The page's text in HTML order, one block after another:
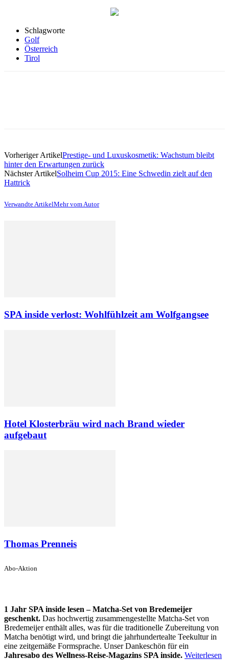
Schlagworte
Golf
Österreich
Tirol
Vorheriger ArtikelPrestige- und Luxuskosmetik: Wachstum bleibt
hinter den Erwartungen zurück
Nächster ArtikelSolheim Cup 2015: Eine Schwedin zielt auf den
Hattrick
Verwandte ArtikelMehr vom Autor
SPA inside verlost: Wohlfühlzeit am Wolfgangsee
Hotel Klosterbräu wird nach Brand wieder
aufgebaut
Thomas Prenneis
Abo-Aktion
1 Jahr SPA inside lesen – Matcha-Set von Bredemeijer
geschenkt. Das hochwertig zusammengestellte Matcha-Set von
Bredemeijer enthält alles, was für die traditionelle Zubereitung von
Matcha benötigt wird, und bringt die jahrhundertealte Teekultur in
eine zeitgemäße Formsprache. Unser Dankeschön für ein
Jahresabo des Wellness-Reise-Magazins SPA inside. Weiterlesen